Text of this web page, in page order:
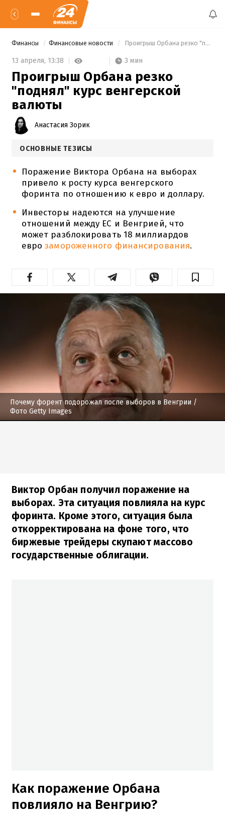
Финансы Финансовые новости Проигрыш Орбана резко "поднял" курс венгерской валюты
13 апреля, 13:38 3 мин
Проигрыш Орбана резко
"поднял" курс венгерской
валюты
Анастасия Зорик
ОСНОВНЫЕ ТЕЗИСЫ
Поражение Виктора Орбана на выборах
привело к росту курса венгерского
форинта по отношению к евро и доллару.
Инвесторы надеются на улучшение
отношений между ЕС и Венгрией, что
может разблокировать 18 миллиардов
еврозамороженного финансирования.
Почему форент подорожал после выборов в Венгрии /
Фото Getty Images
Виктор Орбан получил поражение на
выборах. Эта ситуация повлияла на курс
форинта. Кроме этого, ситуация была
откорректирована на фоне того, что
биржевые трейдеры скупают массово
государственные облигации.
Как поражение Орбана
повлияло на Венгрию?